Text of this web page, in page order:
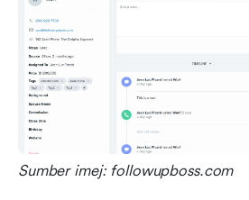
Sumber imej: followupboss.com